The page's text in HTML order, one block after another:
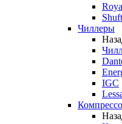
Shuft
Чиллеры
IGC